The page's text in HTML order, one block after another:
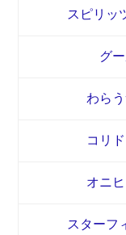
スピリッ
グ
わら
コリ
オニ
スターフ